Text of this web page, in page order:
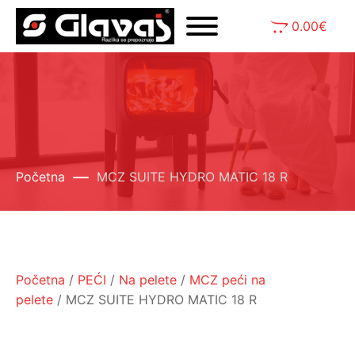
0.00€
Početna MCZ SUITE HYDRO MATIC 18 R
Početna / PEĆI / Na pelete / MCZ peći na
pelete / MCZ SUITE HYDRO MATIC 18 R